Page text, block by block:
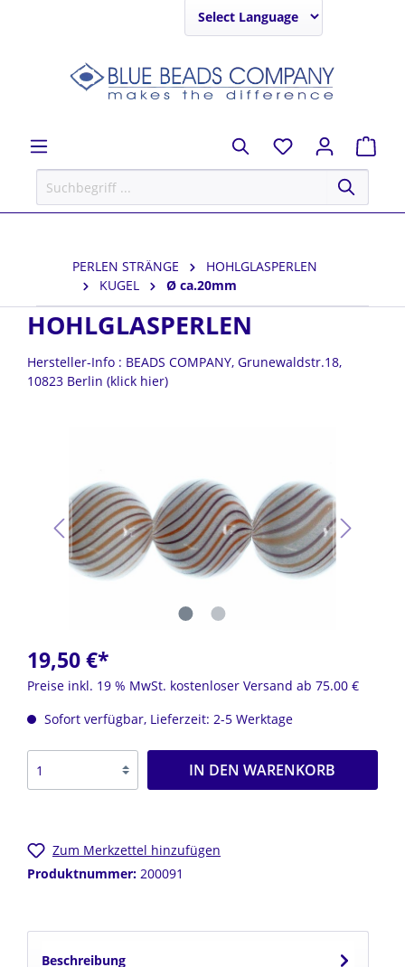
PERLEN STRÄNGE
HOHLGLASPERLEN
KUGEL
Ø ca.20mm
HOHLGLASPERLEN
Hersteller-Info : BEADS COMPANY, Grunewaldstr.18,
10823 Berlin (klick hier)
19,50 €*
Preise inkl. 19 % MwSt. kostenloser Versand ab 75.00 €
Sofort verfügbar, Lieferzeit: 2-5 Werktage
IN DEN WARENKORB
Zum Merkzettel hinzufügen
Produktnummer: 200091
Beschreibung